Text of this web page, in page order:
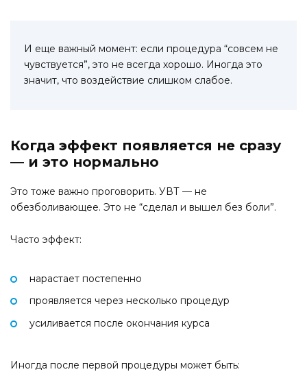
И еще важный момент: если процедура “совсем не
чувствуется”, это не всегда хорошо. Иногда это
значит, что воздействие слишком слабое.
Когда эффект появляется не сразу
— и это нормально
Это тоже важно проговорить. УВТ — не
обезболивающее. Это не “сделал и вышел без боли”.
Часто эффект:
нарастает постепенно
проявляется через несколько процедур
усиливается после окончания курса
Иногда после первой процедуры может быть: